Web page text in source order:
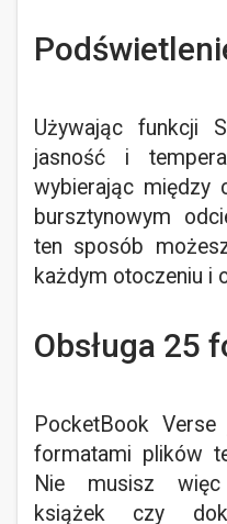
Używając funkcji
jasność i
wybierając między
bursztynowym
ten sposób
każdym otoczeniu i
Obsługa 25
PocketBook
formatami plików
Nie musisz więc
książek czy